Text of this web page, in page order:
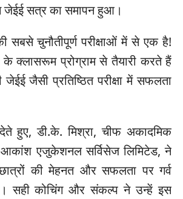
सत्र का समापन हुआ।
सबसे चुनौतीपूर्ण परीक्षाओं में से एक है!
क्लासरूम प्रोग्राम से तैयारी करते हैं
जैसी प्रतिष्ठित परीक्षा में सफलता
हुए, डी.के. मिश्रा, चीफ अकादमिक
एजुकेशनल सर्विसेज लिमिटेड, ने
की मेहनत और सफलता पर गर्व
सही कोचिंग और संकल्प ने उन्हें इस